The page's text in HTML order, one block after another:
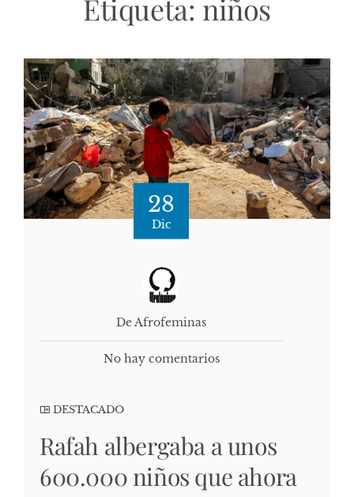
Etiqueta: niños
28
Dic
De Afrofeminas
No hay comentarios
DESTACADO
Rafah albergaba a unos
600.000 niños que ahora